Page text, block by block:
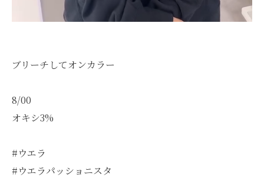
ブリーチしてオンカラー
8/00
オキシ3%
#ウエラ
#ウエラパッショニスタ